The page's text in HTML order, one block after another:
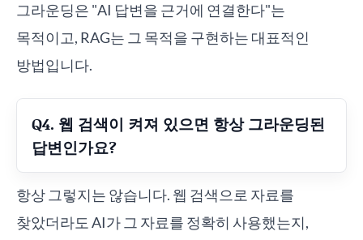
그라운딩은 "AI 답변을 근거에 연결한다"는
목적이고, RAG는 그 목적을 구현하는 대표적인
방법입니다.
Q4. 웹 검색이 켜져 있으면 항상 그라운딩된
답변인가요?
항상 그렇지는 않습니다. 웹 검색으로 자료를
찾았더라도 AI가 그 자료를 정확히 사용했는지,